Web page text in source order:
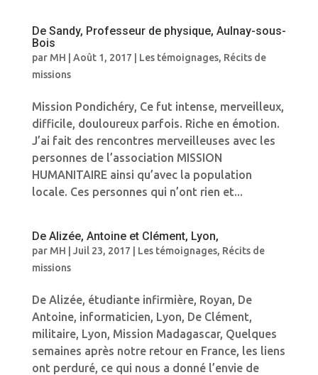
De Sandy, Professeur de physique, Aulnay-sous-
Bois
par MH Août 1, 2017 Les témoignages, Récits de
missions
Mission Pondichéry, Ce fut intense, merveilleux,
difficile, douloureux parfois. Riche en émotion.
J’ai fait des rencontres merveilleuses avec les
personnes de l’association MISSION
HUMANITAIRE ainsi qu’avec la population
locale. Ces personnes qui n’ont rien et...
De Alizée, Antoine et Clément, Lyon,
par MH Juil 23, 2017 Les témoignages, Récits de
missions
De Alizée, étudiante infirmière, Royan, De
Antoine, informaticien, Lyon, De Clément,
militaire, Lyon, Mission Madagascar, Quelques
semaines après notre retour en France, les liens
ont perduré, ce qui nous a donné l’envie de